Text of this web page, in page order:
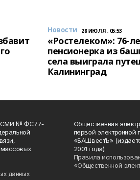
Новости 28 ИЮЛЯ , 05:53
«Ростелеком»: 76-
пенсионерка из
села выиграла
Калининград
СМИ № ФС77-
массовых
данных
Общественная
первой электронной
«БАШвестЪ»
2001 года).
Правила
«Общественной